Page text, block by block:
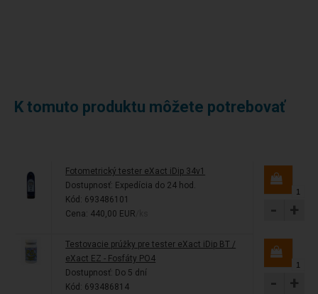
K tomuto produktu môžete potrebovať
Fotometrický tester eXact iDip 34v1
Dostupnosť: Expedícia do 24 hod.
Kód: 693486101
Cena: 440,00 EUR
- +
Testovacie prúžky pre tester eXact iDip BT /
eXact EZ - Fosfáty PO4
Dostupnosť: Do 5 dní
Kód: 693486814
- +